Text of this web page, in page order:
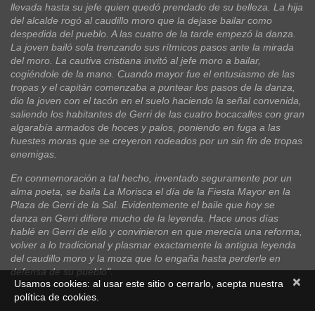
llevada hasta su jefe quien quedó prendado de su belleza. La hija
del alcalde rogó al caudillo moro que la dejase bailar como
despedida del pueblo. A las cuatro de la tarde empezó la danza.
La joven bailó sola trenzando sus rítmicos pasos ante la mirada
del moro. La cautiva cristiana invitó al jefe moro a bailar,
cogiéndole de la mano. Cuando mayor fue el entusiasmo de las
tropas y el capitán comenzaba a puntear los pasos de la danza,
dio la joven con el tacón en el suelo haciendo la señal convenida,
saliendo los habitantes de Gerri de las cuatro bocacalles con gran
algarabía armados de hoces y palos, poniendo en fuga a las
huestes moras que se creyeron rodeados por un sin fin de tropas
enemigas.
En conmemoración a tal hecho, inventado seguramente por un
alma poeta, se baila La Morisca el día de la Fiesta Mayor en la
Plaza de Gerri de la Sal. Evidentemente el baile que hoy se
danza en Gerri difiere mucho de la leyenda. Hace unos días
hablé en Gerri de ello y convinieron en que merecía una reforma,
volver a lo tradicional y plasmar exactamente la antigua leyenda
del caudillo moro y la moza que lo engaña hasta perderle en
defensa de su pueblo".
×
Usamos cookies: al usar este sitio o cerrarlo, acepta nuestra
política de cookies.